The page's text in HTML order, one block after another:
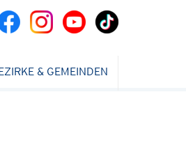
& GEMEINDEN